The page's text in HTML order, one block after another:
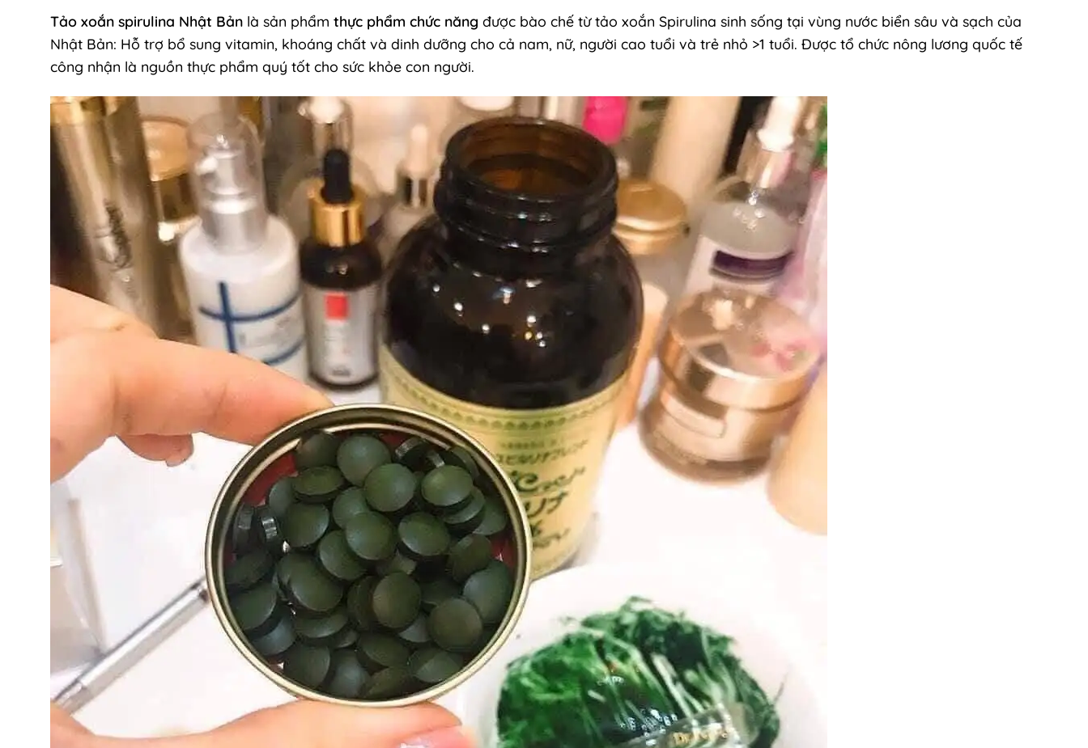
Tảo xoắn spirulina Nhật Bản là sản phẩm thực phẩm chức năng được bào chế từ tảo xoắn Spirulina sinh sống tại vùng nước biển sâu và sạch của
Nhật Bản: Hỗ trợ bổ sung vitamin, khoáng chất và dinh dưỡng cho cả nam, nữ, người cao tuổi và trẻ nhỏ >1 tuổi. Được tổ chức nông lương quốc tế
công nhận là nguồn thực phẩm quý tốt cho sức khỏe con người.